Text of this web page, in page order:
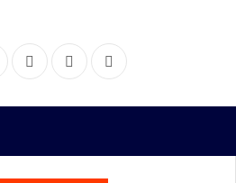
FacebookTwitter InstagramDribbble